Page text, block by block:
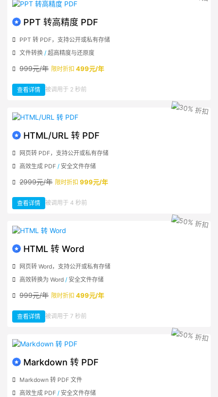
图
片
PPT 转高精度 PDF
PPT 转 PDF，支持公开或私有存储
文件转换 / 超高精度与还原度
999元/年 限时折扣 499元/年
查看详情 ：
PPT
度
PDF
被调用于 2 秒前
HTML/URL 转 PDF
网页转 PDF，支持公开或私有存储
高效生成 PDF / 安全文件存储
2999元/年 限时折扣 999元/年
查看详情 ：
HTML/URL
被调用于 4 秒前
HTML 转 Word
网页转 Word，支持公开或私有存储
高效转换为 Word / 安全文件存储
999元/年 限时折扣 499元/年
查看详情 ：
HTML
被调用于 7 秒前
Markdown 转 PDF
Markdown 转 PDF 文件
高效生成 PDF / 安全文件存储